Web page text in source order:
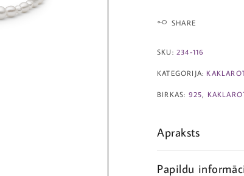
SHARE
SKU: 234-116
KATEGORIJA:
BIRKAS: 925
Apraksts
Papildu